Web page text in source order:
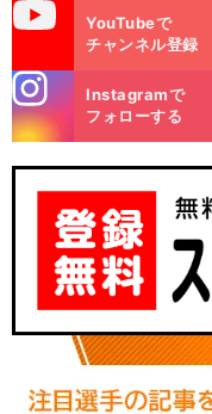
YouTubeで
チャンネル登録
m
Instagramで
フォローする